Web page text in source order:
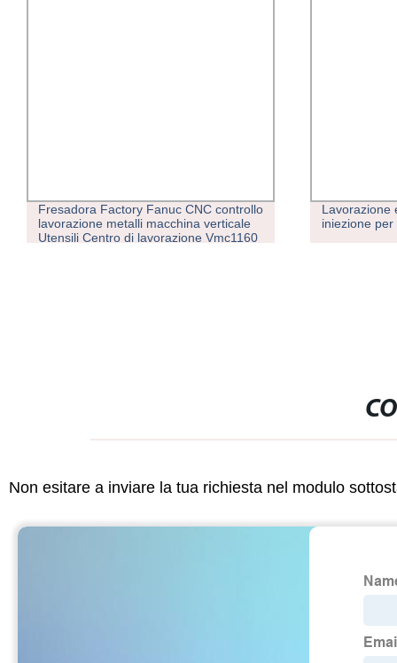
Fresadora Factory Fanuc CNC controllo
lavorazione metalli macchina verticale
Utensili Centro di lavorazione Vmc1160
Lavorazione
iniezione
Non esitare a inviare la tua richiesta nel modulo